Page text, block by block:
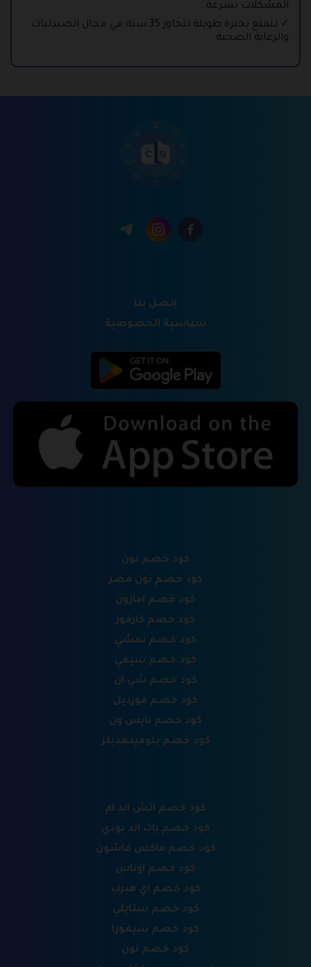
المشكلات بسرعة.
تتمتع بخبرة طويلة تتجاوز 35 سنة في مجال الصيدليات
والرعاية الصحية.
إتصل بنا
سياسية الخصوصية
كود خصم نون
كود خصم نون مصر
كود خصم امازون
كود خصم كارفور
كود خصم نمشي
كود خصم سيفي
كود خصم شي ان
كود خصم فورديل
كود خصم نايس ون
كود خصم بلومينغديلز
كود خصم اتش اند ام
كود خصم باث اند بودي
كود خصم ماكس فاشون
كود خصم اوناس
كود خصم اي هيرب
كود خصم ستايلي
كود خصم سيفورا
كود خصم نون